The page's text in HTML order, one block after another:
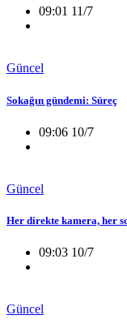
09:01 11/7
Güncel
Sokağın gündemi: Süreç
09:06 10/7
Güncel
Her direkte kamera, her
09:03 10/7
Güncel